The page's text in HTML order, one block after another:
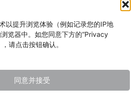
以提升浏览体验（例如记录您的IP地
览器中。如您同意下方的“Privacy
请点击按钮确认。
同意并接受
关注我们